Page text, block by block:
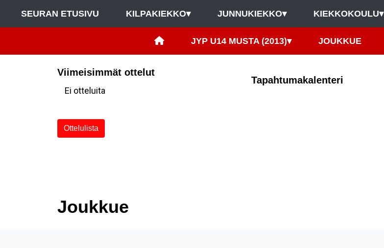
SEURAN ETUSIVU KILPAKIEKKO▾ JUNNUKIEKKO▾ KIEKKOKOULU▾
JYP U14 MUSTA (2013)▾ JOUKKUE
Viimeisimmät ottelut
Ei otteluita
Ottelulista
Tapahtumakalenteri
Joukkue